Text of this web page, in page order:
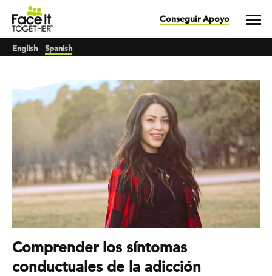
Skip to main content
Conseguir Apoyo
English Spanish
Comprender los síntomas
conductuales de la adicción